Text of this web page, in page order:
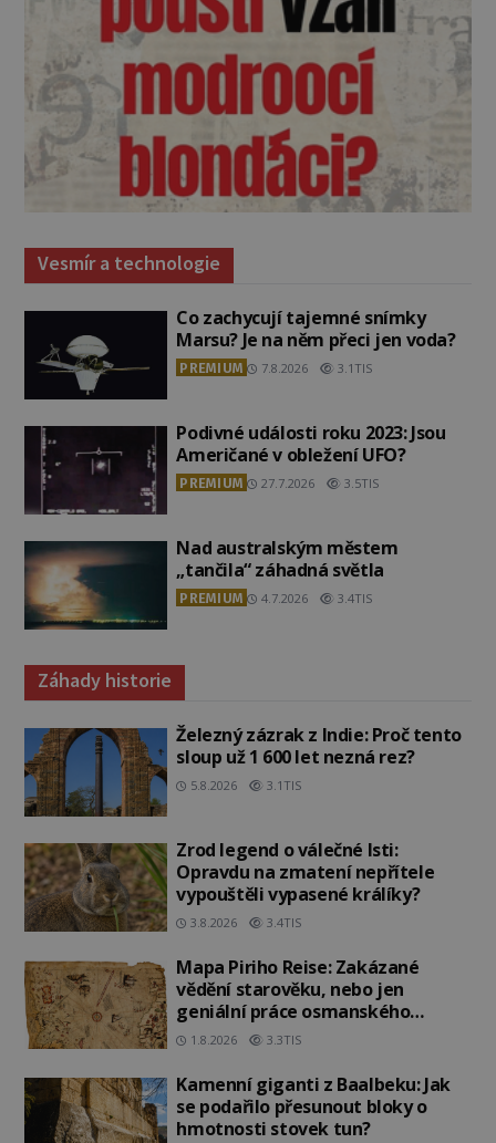
Vesmír a technologie
Co zachycují tajemné snímky
Marsu? Je na něm přeci jen voda?
PREMIUM 7.8.2026 3.1TIS
Podivné události roku 2023: Jsou
Američané v obležení UFO?
PREMIUM 27.7.2026 3.5TIS
Nad australským městem
„tančila“ záhadná světla
PREMIUM 4.7.2026 3.4TIS
Záhady historie
Železný zázrak z Indie: Proč tento
sloup už 1 600 let nezná rez?
5.8.2026 3.1TIS
Zrod legend o válečné lsti:
Opravdu na zmatení nepřítele
vypouštěli vypasené králíky?
3.8.2026 3.4TIS
Mapa Piriho Reise: Zakázané
vědění starověku, nebo jen
geniální práce osmanského
admirála?
1.8.2026 3.3TIS
Kamenní giganti z Baalbeku: Jak
se podařilo přesunout bloky o
hmotnosti stovek tun?